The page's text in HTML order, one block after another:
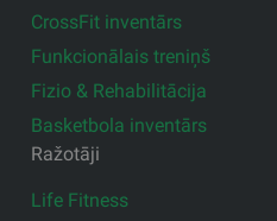
CrossFit inventārs
Funkcionālais treniņš
Fizio & Rehabilitācija
Basketbola inventārs
Ražotāji
Life Fitness